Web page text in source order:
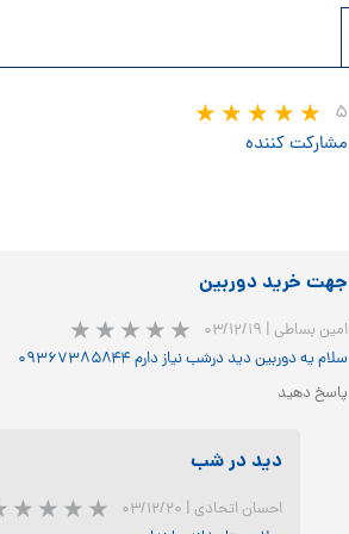
جهت خرید دوربین
امین بساطی | ۰۳/۱۲/۱۹
سلام یه دوربین دید درشب نیاز دارم ۰۹۳۶۷۳۸۵۸۴۴
پاسخ دهید
دید در شب
احسان اتحادی | ۰۳/۱۲/۲۰